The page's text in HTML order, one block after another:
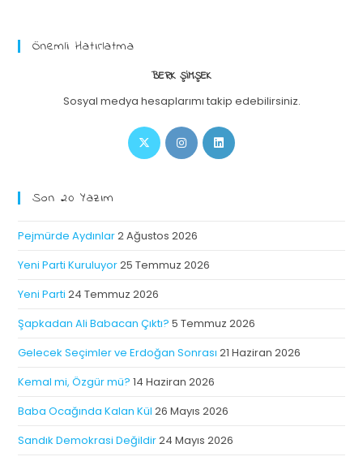
Önemli Hatırlatma
BERK ŞIMŞEK
Sosyal medya hesaplarımı takip edebilirsiniz.
Son 20 Yazım
Pejmürde Aydınlar2 Ağustos 2026
Yeni Parti Kuruluyor25 Temmuz 2026
Yeni Parti 24 Temmuz 2026
Şapkadan Ali Babacan Çıktı? 5 Temmuz 2026
Gelecek Seçimler ve Erdoğan Sonrası 21 Haziran 2026
Kemal mi, Özgür mü? 14 Haziran 2026
Baba Ocağında Kalan Kül 26 Mayıs 2026
Sandık Demokrasi Değildir24 Mayıs 2026